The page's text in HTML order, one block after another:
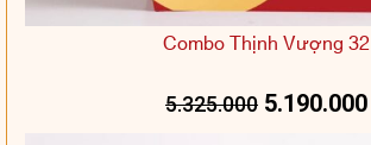
Combo Thịnh Vượng 32
5.325.000 5.190.000